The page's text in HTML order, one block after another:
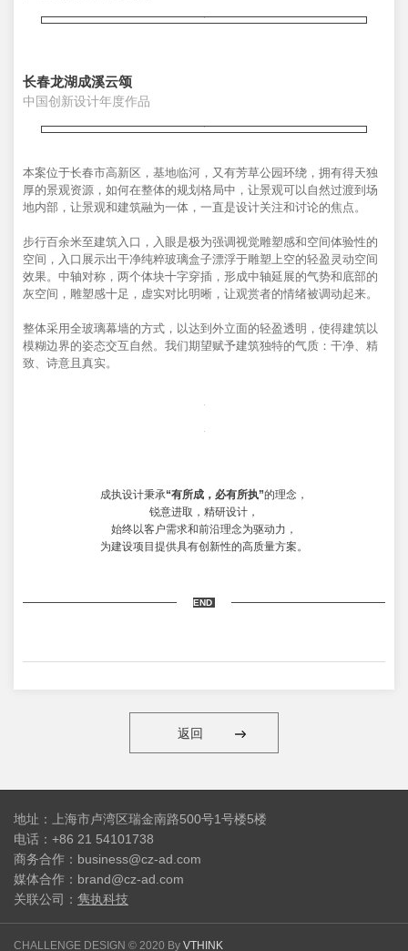
长春龙湖成溪云颂
中国创新设计年度作品
本案位于长春市高新区，基地临河，又有芳草公园环绕，拥有得天独
厚的景观资源，如何在整体的规划格局中，让景观可以自然过渡到场
地内部，让景观和建筑融为一体，一直是设计关注和讨论的焦点。
步行百余米至建筑入口，入眼是极为强调视觉雕塑感和空间体验性的
空间，入口展示出干净纯粹玻璃盒子漂浮于雕塑上空的轻盈灵动空间
效果。中轴对称，两个体块十字穿插，形成中轴延展的气势和底部的
灰空间，雕塑感十足，虚实对比明晰，让观赏者的情绪被调动起来。
整体采用全玻璃幕墙的方式，以达到外立面的轻盈透明，使得建筑以
模糊边界的姿态交互自然。我们期望赋予建筑独特的气质：干净、精
致、诗意且真实。
成执设计秉承“有所成，必有所执”的理念，
锐意进取，精研设计，
始终以客户需求和前沿理念为驱动力，
为建设项目提供具有创新性的高质量方案。
END
返回
地址：上海市卢湾区瑞金南路500号1号楼5楼
电话：+86 21 54101738
商务合作：business@cz-ad.com
媒体合作：brand@cz-ad.com
关联公司： 隽执科技
CHALLENGE DESIGN © 2020 By VTHINK